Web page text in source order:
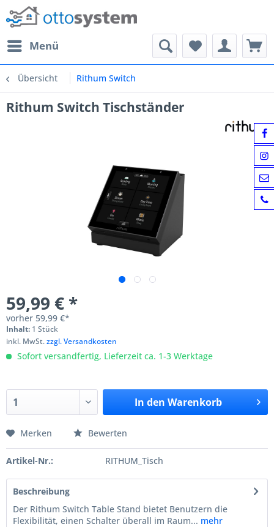
Menü
Übersicht Rithum Switch
Rithum Switch Tischständer
59,99 € *
vorher 59,99 €*
Inhalt: 1 Stück
inkl. MwSt.zzgl. Versandkosten
Sofort versandfertig, Lieferzeit ca. 1-3 Werktage
In den Warenkorb
Merken Bewerten
Artikel-Nr.: RITHUM_Tisch
Beschreibung
Der Rithum Switch Table Stand bietet Benutzern die
Flexibilität, einen Schalter überall im Raum... mehr